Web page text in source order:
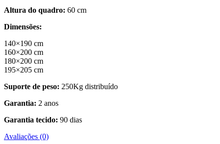
Altura do quadro: 60 cm
Dimensões:
140×190 cm
160×200 cm
180×200 cm
195×205 cm
Suporte de peso: 250Kg distribuído
Garantia: 2 anos
Garantia tecido: 90 dias
Avaliações (0)